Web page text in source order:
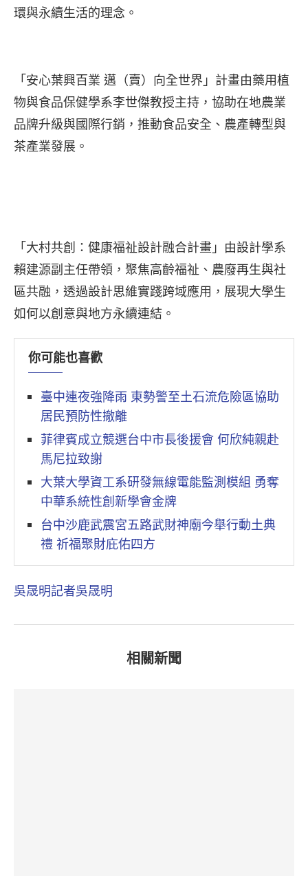
環與永續生活的理念。
「安心葉興百業 邁（賣）向全世界」計畫由藥用植
物與食品保健學系李世傑教授主持，協助在地農業
品牌升級與國際行銷，推動食品安全、農產轉型與
茶產業發展。
「大村共創：健康福祉設計融合計畫」由設計學系
賴建源副主任帶領，聚焦高齡福祉、農廢再生與社
區共融，透過設計思維實踐跨域應用，展現大學生
如何以創意與地方永續連結。
你可能也喜歡
臺中連夜強降雨 東勢警至土石流危險區協助
居民預防性撤離
菲律賓成立競選台中市長後援會 何欣純親赴
馬尼拉致謝
大葉大學資工系研發無線電能監測模組 勇奪
中華系統性創新學會金牌
台中沙鹿武震宮五路武財神廟今舉行動土典
禮 祈福聚財庇佑四方
吳晟明記者吳晟明
相關新聞